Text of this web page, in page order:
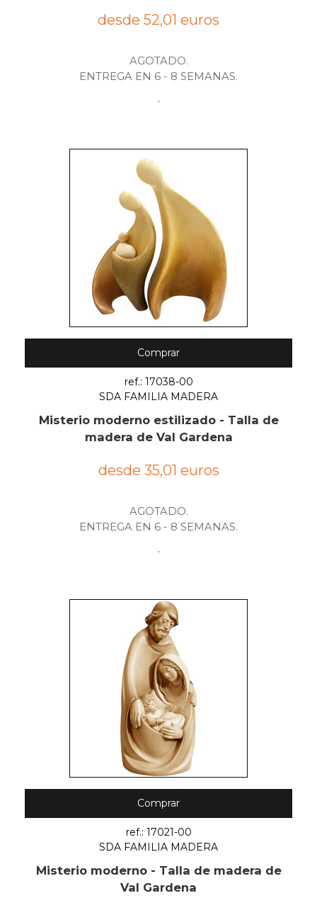
desde 52,01 euros
AGOTADO.
ENTREGA EN 6 - 8 SEMANAS.
.
Comprar
ref.: 17038-00
SDA FAMILIA MADERA
Misterio moderno estilizado - Talla de
madera de Val Gardena
desde 35,01 euros
AGOTADO.
ENTREGA EN 6 - 8 SEMANAS.
.
Comprar
ref.: 17021-00
SDA FAMILIA MADERA
Misterio moderno - Talla de madera de
Val Gardena